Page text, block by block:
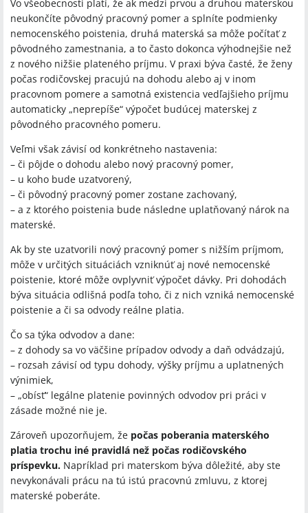
Vo všeobecnosti platí, že ak medzi prvou a druhou materskou
neukončíte pôvodný pracovný pomer a splníte podmienky
nemocenského poistenia, druhá materská sa môže počítať z
pôvodného zamestnania, a to často dokonca výhodnejšie než
z nového nižšie plateného príjmu. V praxi býva časté, že ženy
počas rodičovskej pracujú na dohodu alebo aj v inom
pracovnom pomere a samotná existencia vedľajšieho príjmu
automaticky „neprepíše“ výpočet budúcej materskej z
pôvodného pracovného pomeru.
Veľmi však závisí od konkrétneho nastavenia:
– či pôjde o dohodu alebo nový pracovný pomer,
– u koho bude uzatvorený,
– či pôvodný pracovný pomer zostane zachovaný,
– a z ktorého poistenia bude následne uplatňovaný nárok na
materské.
Ak by ste uzatvorili nový pracovný pomer s nižším príjmom,
môže v určitých situáciách vzniknúť aj nové nemocenské
poistenie, ktoré môže ovplyvniť výpočet dávky. Pri dohodách
býva situácia odlišná podľa toho, či z nich vzniká nemocenské
poistenie a či sa odvody reálne platia.
Čo sa týka odvodov a dane:
– z dohody sa vo väčšine prípadov odvody a daň odvádzajú,
– rozsah závisí od typu dohody, výšky príjmu a uplatnených
výnimiek,
– „obísť“ legálne platenie povinných odvodov pri práci v
zásade možné nie je.
Zároveň upozorňujem, že počas poberania materského
platia trochu iné pravidlá než počas rodičovského
príspevku. Napríklad pri materskom býva dôležité, aby ste
nevykonávali prácu na tú istú pracovnú zmluvu, z ktorej
materské poberáte.